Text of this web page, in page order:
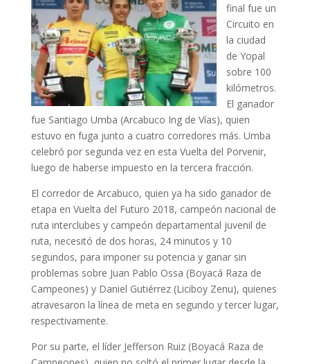
final fue un
Circuito en
la ciudad
de Yopal
sobre 100
kilómetros.
El ganador
fue Santiago Umba (Arcabuco Ing de Vías), quien
estuvo en fuga junto a cuatro corredores más. Umba
celebró por segunda vez en esta Vuelta del Porvenir,
luego de haberse impuesto en la tercera fracción.
El corredor de Arcabuco, quien ya ha sido ganador de
etapa en Vuelta del Futuro 2018, campeón nacional de
ruta interclubes y campeón departamental juvenil de
ruta, necesitó de dos horas, 24 minutos y 10
segundos, para imponer su potencia y ganar sin
problemas sobre Juan Pablo Ossa (Boyacá Raza de
Campeones) y Daniel Gutiérrez (Liciboy Zenu), quienes
atravesaron la línea de meta en segundo y tercer lugar,
respectivamente.
Por su parte, el líder Jefferson Ruiz (Boyacá Raza de